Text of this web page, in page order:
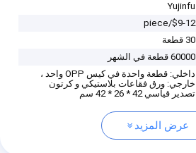
Yujinfu
$9-12/piece
30 قطعة
60000 قطعة في الشهر
داخلي: قطعة واحدة في كيس OPP واحد ،
خارجي: ورق فقاعات بلاستيكي و كرتون
تصدير قياسي 42 * 26 * 42 سم
عرض المزيد